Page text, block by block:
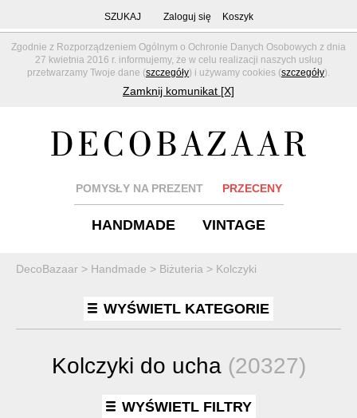
Zgodnie z Rozporządzeniem Ogólnym o Ochronie Danych Osobowych z dnia
27 kwietnia 2016 r. informujemy, że w celu realizacji naszych usług
przetwarzamy Twoje dane (szczegóły) i używamy cookies (szczegóły).
Zamknij komunikat [X]
SZUKAJ Zaloguj się Koszyk
POMYSŁY NA PREZENT PRZECENY
HANDMADE VINTAGE
DecoBazaar > Handmade > Biżuteria > Kolczyki
WYŚWIETL KATEGORIE
Kolczyki do ucha (20327)
WYŚWIETL FILTRY